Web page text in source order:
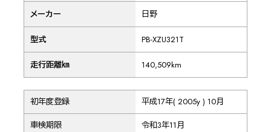
メーカー 日野
型式 PB-XZU321T
走行距離㎞ 140,509km
初年度登録 平成17年( 2005y ) 10月
車検期限 令和3年11月